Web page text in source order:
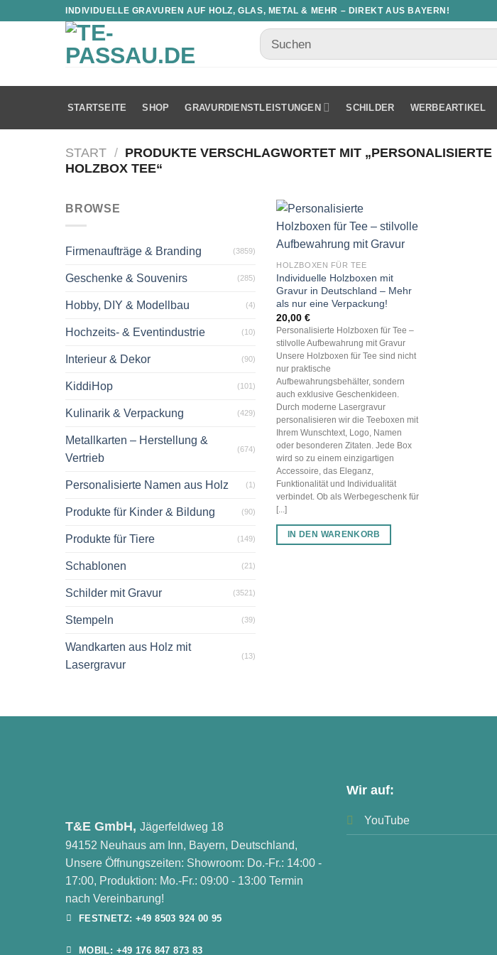
INDIVIDUELLE GRAVUREN AUF HOLZ, GLAS, METAL & MEHR – DIREKT AUS BAYERN!
STARTSEITE SHOP GRAVURDIENSTLEISTUNGEN SCHILDER WERBEARTIKEL
START / PRODUKTE VERSCHLAGWORTET MIT „PERSONALISIERTE
HOLZBOX TEE“
BROWSE
Firmenaufträge & Branding (3859)
Geschenke & Souvenirs (285)
Hobby, DIY & Modellbau (4)
Hochzeits- & Eventindustrie (10)
Interieur & Dekor (90)
KiddiHop (101)
Kulinarik & Verpackung (429)
Metallkarten – Herstellung &
Vertrieb
(674)
Personalisierte Namen aus Holz (1)
Produkte für Kinder & Bildung (90)
Produkte für Tiere (149)
Schablonen (21)
Schilder mit Gravur (3521)
Stempeln (39)
Wandkarten aus Holz mit
Lasergravur
(13)
HOLZBOXEN FÜR TEE
Individuelle Holzboxen mit
Gravur in Deutschland – Mehr
als nur eine Verpackung!
20,00€
Personalisierte Holzboxen für Tee –
stilvolle Aufbewahrung mit Gravur
Unsere Holzboxen für Tee sind nicht
nur praktische
Aufbewahrungsbehälter, sondern
auch exklusive Geschenkideen.
Durch moderne Lasergravur
personalisieren wir die Teeboxen mit
Ihrem Wunschtext, Logo, Namen
oder besonderen Zitaten. Jede Box
wird so zu einem einzigartigen
Accessoire, das Eleganz,
Funktionalität und Individualität
verbindet. Ob als Werbegeschenk für
[...]
IN DEN WARENKORB
T&E GmbH, Jägerfeldweg 18
94152 Neuhaus am Inn, Bayern, Deutschland,
Unsere Öffnungszeiten: Showroom: Do.-Fr.: 14:00 -
17:00, Produktion: Mo.-Fr.: 09:00 - 13:00 Termin
nach Vereinbarung!
FESTNETZ: +49 8503 924 00 95
MOBIL: +49 176 847 873 83
Wir auf:
YouTube